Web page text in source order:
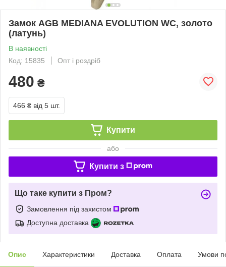
Замок AGB MEDIANA EVOLUTION WC, золото
(латунь)
В наявності
Код: 15835
Опт і роздріб
480 ₴
466 ₴ від 5 шт.
Купити
або
Купити з
Що таке купити з Пром?
Замовлення під захистом
Доступна доставка
Опис Характеристики Доставка Оплата Умови